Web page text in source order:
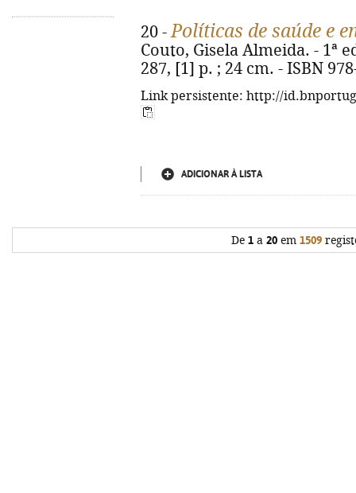
20 -Políticas de saúde e
Couto, Gisela Almeida. - 1ª
287, [1] p. ; 24 cm. - ISBN
Link persistente: http://
ADICIONAR À LISTA
De 1a 20em 1509